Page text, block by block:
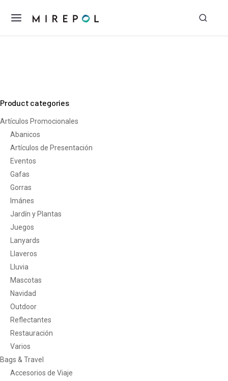
Product categories
Artículos Promocionales
Abanicos
Artículos de Presentación
Eventos
Gafas
Gorras
Imánes
Jardín y Plantas
Juegos
Lanyards
Llaveros
Lluvia
Mascotas
Navidad
Outdoor
Reflectantes
Restauración
Varios
Bags & Travel
Accesorios de Viaje